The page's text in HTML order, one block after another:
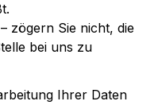
zögern Sie nicht, die
bei uns zu
Ihrer Daten